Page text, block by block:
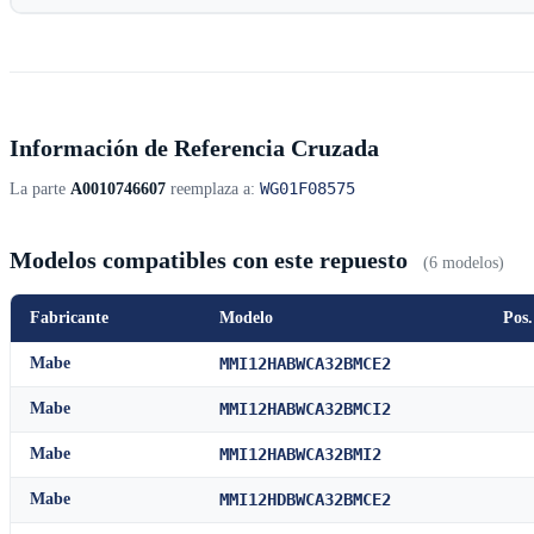
Información de Referencia Cruzada
La parte A0010746607 reemplaza a: WG01F08575
Modelos compatibles con este repuesto (6 modelos)
Fabricante Modelo Pos.
Mabe MMI12HABWCA32BMCE2
Mabe MMI12HABWCA32BMCI2
Mabe MMI12HABWCA32BMI2
Mabe MMI12HDBWCA32BMCE2